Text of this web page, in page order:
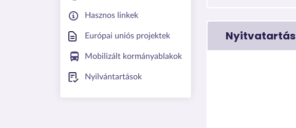
Hasznos linkek
Európai uniós projektek
Mobilizált kormányablakok
Nyilvántartások
Nyitvatartás